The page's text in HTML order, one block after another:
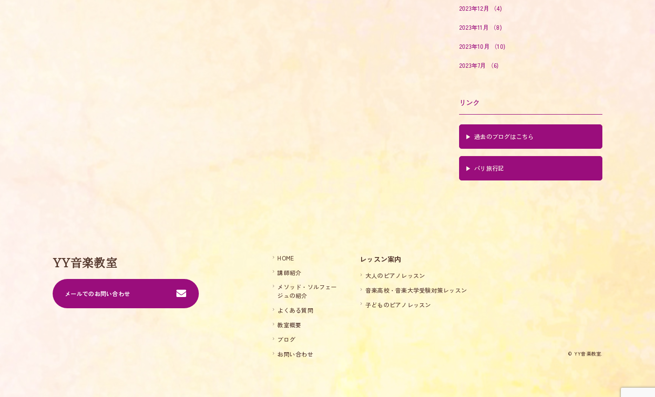
2023年12月 （4)
2023年11月 （8)
2023年10月 （10)
2023年7月 （6)
リンク
過去のブログはこちら
パリ旅行記
YY音楽教室
メールでのお問い合わせ
HOME
講師紹介
メソッド・ソルフェー
ジュの紹介
よくある質問
教室概要
ブログ
お問い合わせ
レッスン案内
大人のピアノレッスン
音楽高校・音楽大学受験対策レッスン
子どものピアノレッスン
© YY音楽教室.